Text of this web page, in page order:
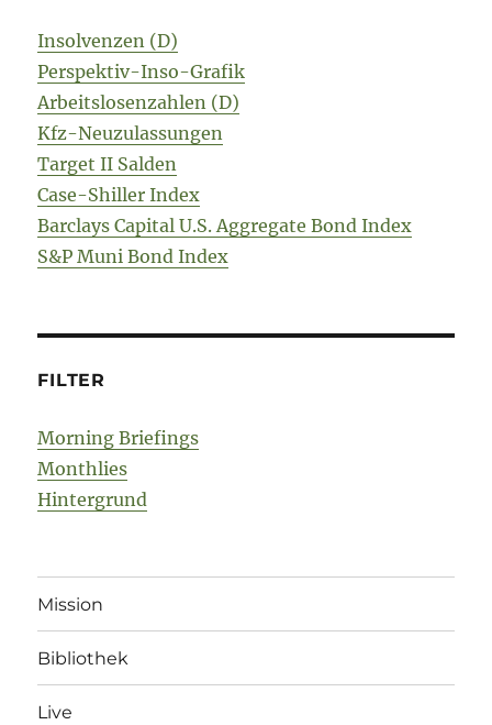
Insolvenzen (D)
Perspektiv-Inso-Grafik
Arbeitslosenzahlen (D)
Kfz-Neuzulassungen
Target II Salden
Case-Shiller Index
Barclays Capital U.S. Aggregate Bond Index
S&P Muni Bond Index
FILTER
Morning Briefings
Monthlies
Hintergrund
Mission
Bibliothek
Live